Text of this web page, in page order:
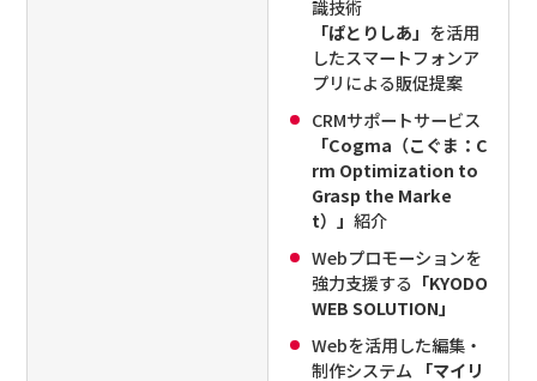
識技術
「ぱとりしあ」 を活用
したスマートフォンア
プリによる販促提案
CRMサポートサービス
「Cogma（こぐま：C
rm Optimization to
Grasp the Marke
t）」紹介
Webプロモーションを
強力支援する 「KYODO
WEB SOLUTION」
Webを活用した編集・
制作システム 「マイリ